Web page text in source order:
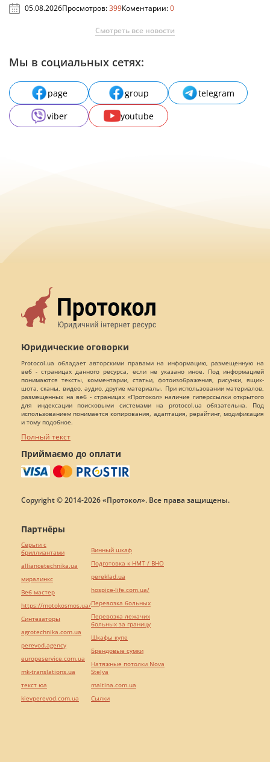
05.08.2026Просмотров:399Коментарии:0
Смотреть все новости
Мы в социальных сетях:
page group
telegram
viber
youtube
Юридические оговорки
Protocol.ua обладает авторскими правами на информацию, размещенную на
веб - страницах данного ресурса, если не указано иное. Под информацией
понимаются тексты, комментарии, статьи, фотоизображения, рисунки, ящик-
шота, сканы, видео, аудио, другие материалы. При использовании материалов,
размещенных на веб - страницах «Протокол» наличие гиперссылки открытого
для индексации поисковыми системами на protocol.ua обязательна. Под
использованием понимается копирования, адаптация, рерайтинг, модификация
и тому подобное.
Полный текст
Приймаємо до оплати
Copyright © 2014-2026 «Протокол». Все права защищены.
Партнёры
Серьги с
бриллиантами
alliancetechnika.ua
миралинкс
Веб мастер
https://motokosmos.ua/
Синтезаторы
agrotechnika.com.ua
perevod.agency
europeservice.com.ua
mk-translations.ua
текст юа
kievperevod.com.ua
Винный шкаф
Подготовка к НМТ / ВНО
pereklad.ua
hospice-life.com.ua/
Перевозка больных
Перевозка лежачих
больных за границу
Шкафы купе
Брендовые сумки
Натяжные потолки Nova
Stelya
maltina.com.ua
Cылки